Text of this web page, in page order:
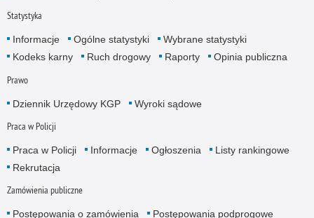
Statystyka
Informacje Ogólne statystyki
Wybrane statystyki
Kodeks karny
Ruch drogowy Raporty Opinia publiczna
Prawo
Dziennik Urzędowy KGP Wyroki sądowe
Praca w Policji
Praca w Policji Informacje Ogłoszenia
Listy rankingowe
Rekrutacja
Zamówienia publiczne
Postępowania o zamówienia
Postępowania podprogowe